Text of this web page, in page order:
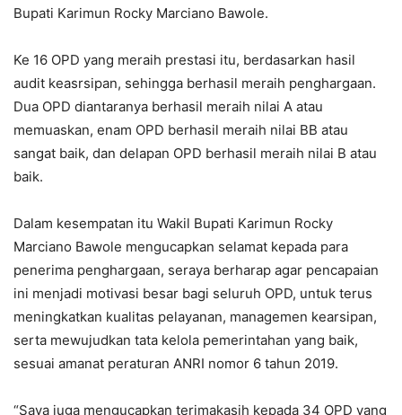
Bupati Karimun Rocky Marciano Bawole.
Ke 16 OPD yang meraih prestasi itu, berdasarkan hasil
audit keasrsipan, sehingga berhasil meraih penghargaan.
Dua OPD diantaranya berhasil meraih nilai A atau
memuaskan, enam OPD berhasil meraih nilai BB atau
sangat baik, dan delapan OPD berhasil meraih nilai B atau
baik.
Dalam kesempatan itu Wakil Bupati Karimun Rocky
Marciano Bawole mengucapkan selamat kepada para
penerima penghargaan, seraya berharap agar pencapaian
ini menjadi motivasi besar bagi seluruh OPD, untuk terus
meningkatkan kualitas pelayanan, managemen kearsipan,
serta mewujudkan tata kelola pemerintahan yang baik,
sesuai amanat peraturan ANRI nomor 6 tahun 2019.
“Saya juga mengucapkan terimakasih kepada 34 OPD yang